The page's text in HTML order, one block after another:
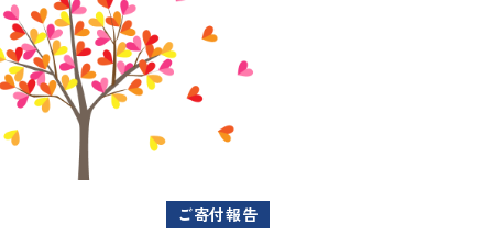
ご寄付報告